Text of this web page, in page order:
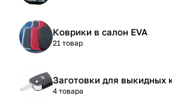
Коврики в салон EVA
21 товар
Заготовки для выкидных
4 товара